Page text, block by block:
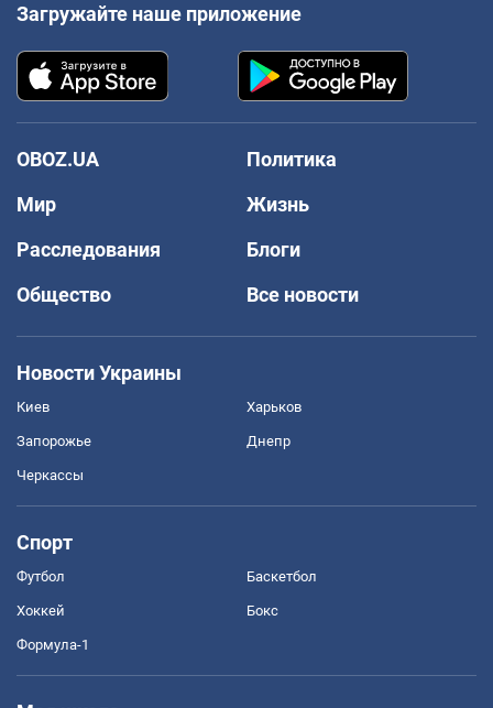
Загружайте наше приложение
OBOZ.UA
Политика
Мир
Жизнь
Расследования
Блоги
Общество
Все новости
Новости Украины
Киев Харьков
Запорожье Днепр
Черкассы
Спорт
Футбол Баскетбол
Хоккей Бокс
Формула-1